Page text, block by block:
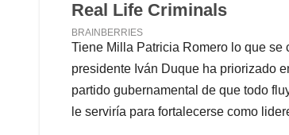
Tiene Milla Patricia Romero lo que se
presidente Iván Duque ha priorizado
partido gubernamental de que todo
le serviría para fortalecerse como